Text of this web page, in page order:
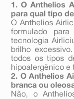
1. O Anthelios
para qual tipo
O Anthelios
formulado
tecnologia
brilho
todos os tipos
hipoalergênico e
2. O Anthelios
branca ou
Não, o